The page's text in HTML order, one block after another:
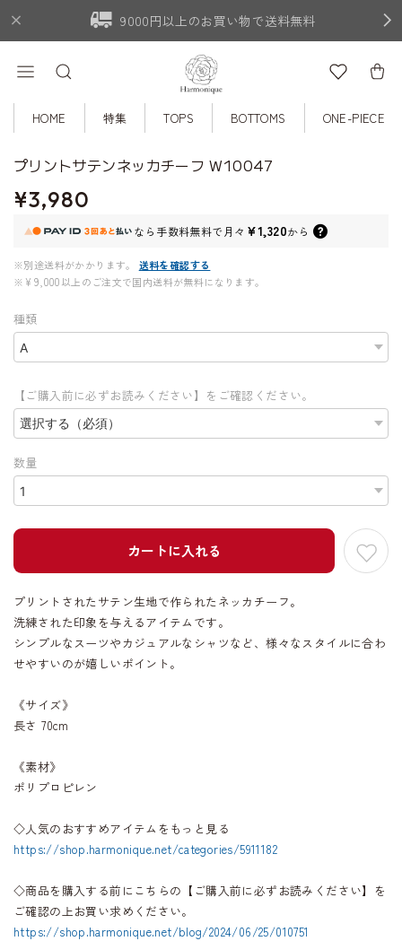
9000円以上のお買い物で送料無料
HOME 特集 TOPS BOTTOMS ONE-PIECE
プリントサテンネッカチーフ W10047
¥3,980
なら 手数料無料で月々 ¥1,320から
※別途送料がかかります。
送料を確認する
※¥9,000以上のご注文で国内送料が無料になります。
種類
【ご購入前に必ずお読みください】をご確認ください。
数量
カートに入れる
プリントされたサテン生地で作られたネッカチーフ。
洗練された印象を与えるアイテムです。
シンプルなスーツやカジュアルなシャツなど、様々なスタイルに合わ
せやすいのが嬉しいポイント。
《サイズ》
長さ 70cm
《素材》
ポリプロピレン
◇人気のおすすめアイテムをもっと見る
https://shop.harmonique.net/categories/5911182
◇商品を購入する前にこちらの【ご購入前に必ずお読みください】を
ご確認の上お買い求めください。
https://shop.harmonique.net/blog/2024/06/25/010751